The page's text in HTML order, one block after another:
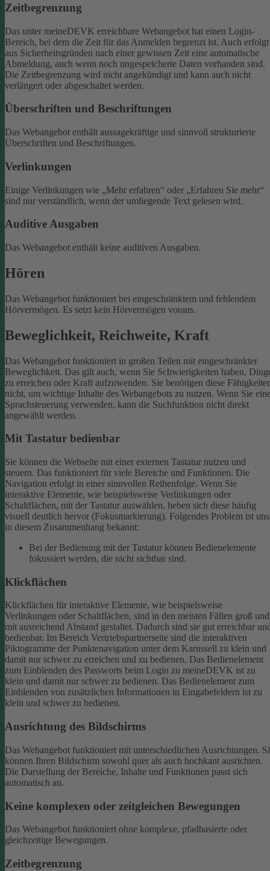
Zeitbegrenzung
Das unter meineDEVK erreichbare Webangebot hat einen Login-
Bereich, bei dem die Zeit für das Anmelden begrenzt ist. Auch erfolgt
aus Sicherheitsgründen nach einer gewissen Zeit eine automatische
Abmeldung, auch wenn noch ungespeicherte Daten vorhanden sind.
Die Zeitbegrenzung wird nicht angekündigt und kann auch nicht
verlängert oder abgeschaltet werden.
Überschriften und Beschriftungen
Das Webangebot enthält aussagekräftige und sinnvoll strukturierte
Überschriften und Beschriftungen.
Verlinkungen
Einige Verlinkungen wie „Mehr erfahren“ oder „Erfahren Sie mehr“
sind nur verständlich, wenn der umliegende Text gelesen wird.
Auditive Ausgaben
Das Webangebot enthält keine auditiven Ausgaben.
Hören
Das Webangebot funktioniert bei eingeschränktem und fehlendem
Hörvermögen. Es setzt kein Hörvermögen voraus.
Beweglichkeit, Reichweite, Kraft
Das Webangebot funktioniert in großen Teilen mit eingeschränkter
Beweglichkeit. Das gilt auch, wenn Sie Schwierigkeiten haben,
zu erreichen oder Kraft aufzuwenden. Sie benötigen diese
nicht, um wichtige Inhalte des Webangebots zu nutzen. Wenn Sie
Sprachsteuerung verwenden, kann die Suchfunktion nicht direkt
angewählt werden.
Mit Tastatur bedienbar
Sie können die Webseite mit einer externen Tastatur nutzen und
steuern. Das funktioniert für viele Bereiche und Funktionen. Die
Navigation erfolgt in einer sinnvollen Reihenfolge. Wenn Sie
interaktive Elemente, wie beispielsweise Verlinkungen oder
Schaltflächen, mit der Tastatur auswählen, heben sich diese häufig
visuell deutlich hervor (Fokusmarkierung). Folgendes Problem ist uns
in diesem Zusammenhang bekannt:
Bei der Bedienung mit der Tastatur können Bedienelemente
fokussiert werden, die nicht sichtbar sind.
Klickflächen
Klickflächen für interaktive Elemente, wie beispielsweise
Verlinkungen oder Schaltflächen, sind in den meisten Fällen groß und
mit ausreichend Abstand gestaltet. Dadurch sind sie gut erreichbar
bedienbar. Im Bereich Vertriebspartnerseite sind die interaktiven
Piktogramme der Punktenavigation unter dem Karussell zu klein und
damit nur schwer zu erreichen und zu bedienen. Das Bedienelement
zum Einblenden des Passworts beim Login zu meineDEVK ist zu
klein und damit nur schwer zu bedienen. Das Bedienelement zum
Einblenden von zusätzlichen Informationen in Eingabefeldern ist zu
klein und schwer zu bedienen.
Ausrichtung des Bildschirms
Das Webangebot funktioniert mit unterschiedlichen Ausrichtungen.
können Ihren Bildschirm sowohl quer als auch hochkant ausrichten.
Die Darstellung der Bereiche, Inhalte und Funktionen passt sich
automatisch an.
Keine komplexen oder zeitgleichen Bewegungen
Das Webangebot funktioniert ohne komplexe, pfadbasierte oder
gleichzeitige Bewegungen.
Zeitbegrenzung